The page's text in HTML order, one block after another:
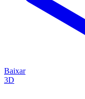
Baixar
3D